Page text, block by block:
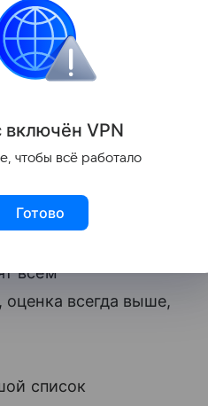
промежности,
ощущения,
встречались
риск
всем
всегда выше,
список
включён VPN
чтобы всё работало
Готово